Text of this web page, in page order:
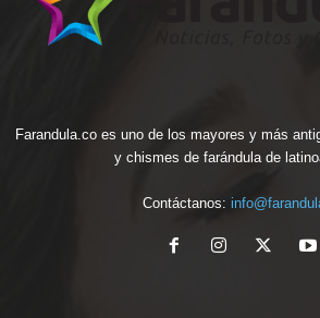
Farandula.co es uno de los mayores y más
y chismes de farándula de
Contáctanos: